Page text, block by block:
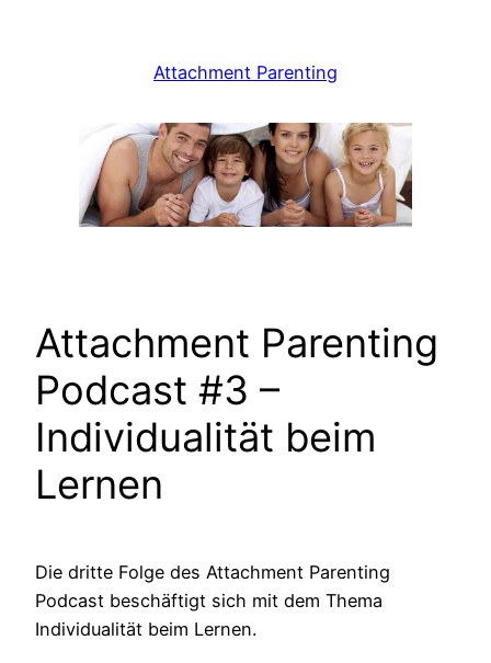
Attachment Parenting
Attachment Parenting
Podcast #3 –
Individualität beim
Lernen
Die dritte Folge des Attachment Parenting
Podcast beschäftigt sich mit dem Thema
Individualität beim Lernen.